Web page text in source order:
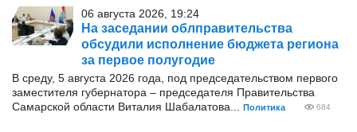
06 августа 2026, 19:24
На заседании облправительства
обсудили исполнение бюджета региона
за первое полугодие
В среду, 5 августа 2026 года, под председательством первого
заместителя губернатора – председателя Правительства
Самарской области Виталия Шабалатова...
Политика 684